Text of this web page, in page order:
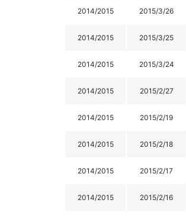
2014/2015 2015/3/26
2014/2015 2015/3/25
2014/2015 2015/3/24
2014/2015 2015/2/27
2014/2015 2015/2/19
2014/2015 2015/2/18
2014/2015 2015/2/17
2014/2015 2015/2/16